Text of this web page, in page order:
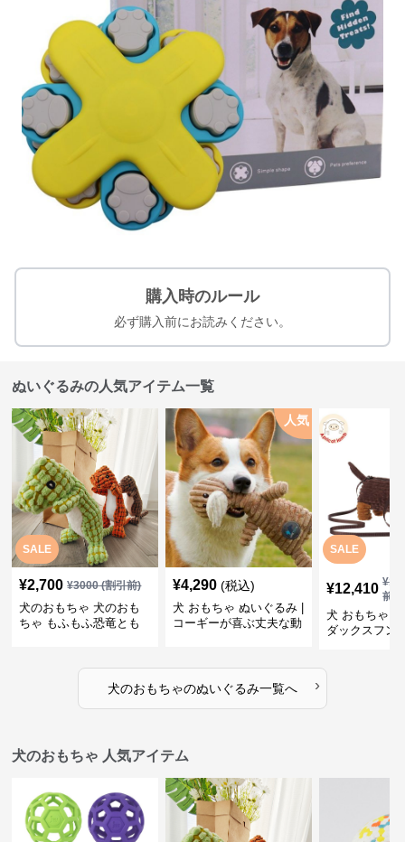
購入時のルール
必ず購入前にお読みください。
ぬいぐるみの人気アイテム一覧
SALE
¥2,700 ¥3000(割引前)
犬のおもちゃ 犬のおも
ちゃ もふもふ恐竜とも
人気
¥4,290 (税込)
犬 おもちゃ ぬいぐるみ |
コーギーが喜ぶ丈夫な動
SALE
¥12,410 ¥
前)
犬 おもちゃ
ダックスフン
犬のおもちゃのぬいぐるみ一覧へ ›
犬のおもちゃ 人気アイテム